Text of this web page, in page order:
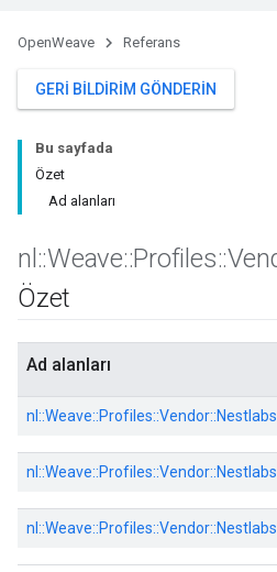
OpenWeave Referans
GERI BILDIRIM GÖNDERIN
Bu sayfada
Özet
Ad alanları
nl ::Weave::Profiles::
Özet
Ad alanları
nl::Weave::Profiles::Vendor::
nl::Weave::Profiles::Vendor::
nl::Weave::Profiles::Vendor::